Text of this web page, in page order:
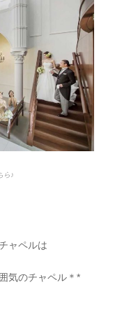
ら♪
ャペルは
気のチャペル＊*